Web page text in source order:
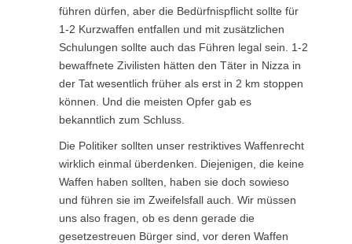
führen dürfen, aber die Bedürfnispflicht sollte für
1-2 Kurzwaffen entfallen und mit zusätzlichen
Schulungen sollte auch das Führen legal sein. 1-2
bewaffnete Zivilisten hätten den Täter in Nizza in
der Tat wesentlich früher als erst in 2 km stoppen
können. Und die meisten Opfer gab es
bekanntlich zum Schluss.
Die Politiker sollten unser restriktives Waffenrecht
wirklich einmal überdenken. Diejenigen, die keine
Waffen haben sollten, haben sie doch sowieso
und führen sie im Zweifelsfall auch. Wir müssen
uns also fragen, ob es denn gerade die
gesetzestreuen Bürger sind, vor deren Waffen